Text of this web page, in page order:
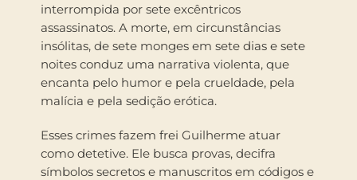
interrompida por sete excêntricos
assassinatos. A morte, em circunstâncias
insólitas, de sete monges em sete dias e sete
noites conduz uma narrativa violenta, que
encanta pelo humor e pela crueldade, pela
malícia e pela sedição erótica.
Esses crimes fazem frei Guilherme atuar
como detetive. Ele busca provas, decifra
símbolos secretos e manuscritos em códigos e